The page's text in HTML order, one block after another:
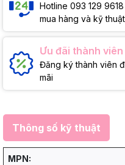
Hotline 093 129
mua hàng và kỹ thuật
Ưu đãi thành viên
Đăng ký thành viên
mãi
Thông số kỹ thuật
MPN: